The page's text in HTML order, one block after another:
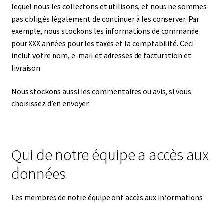
lequel nous les collectons et utilisons, et nous ne sommes
pas obligés légalement de continuer à les conserver. Par
exemple, nous stockons les informations de commande
pour XXX années pour les taxes et la comptabilité. Ceci
inclut votre nom, e-mail et adresses de facturation et
livraison.
Nous stockons aussi les commentaires ou avis, si vous
choisissez d’en envoyer.
Qui de notre équipe a accès aux
données
Les membres de notre équipe ont accès aux informations